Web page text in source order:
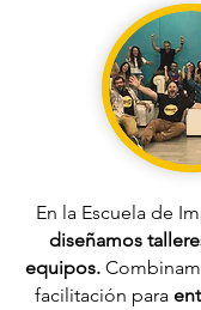
En la Escuela de
diseñamos
equipos.
facilitación para